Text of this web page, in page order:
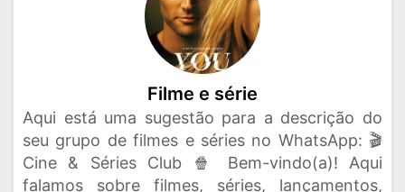
Filme e série
Aqui está uma sugestão para a descrição do
seu grupo de filmes e séries no WhatsApp: 🎬
Cine & Séries Club 🍿 Bem-vindo(a)! Aqui
falamos sobre filmes, séries, lançamentos,